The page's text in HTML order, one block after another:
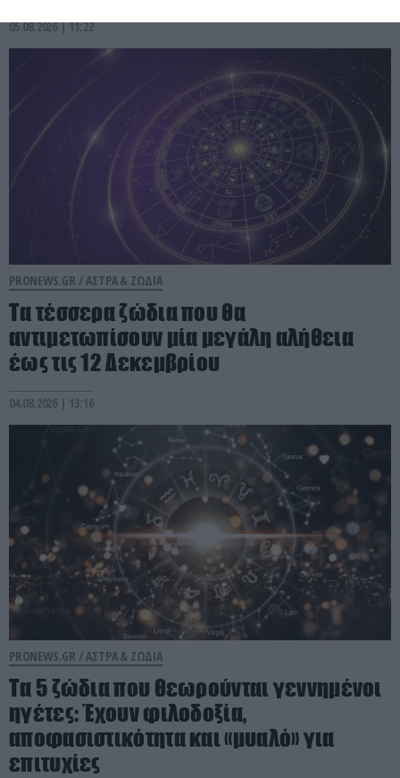
05.08.2026 | 11:22
PRONEWS.GR / ΑΣΤΡΑ & ΖΩΔΙΑ
Τα τέσσερα ζώδια που θα
αντιμετωπίσουν μία μεγάλη αλήθεια
έως τις 12 Δεκεμβρίου
04.08.2026 | 13:16
PRONEWS.GR /ΑΣΤΡΑ & ΖΩΔΙΑ
Τα 5 ζώδια που θεωρούνται γεννημένοι
ηγέτες: Έχουν φιλοδοξία,
αποφασιστικότητα και «μυαλό» για
επιτυχίες